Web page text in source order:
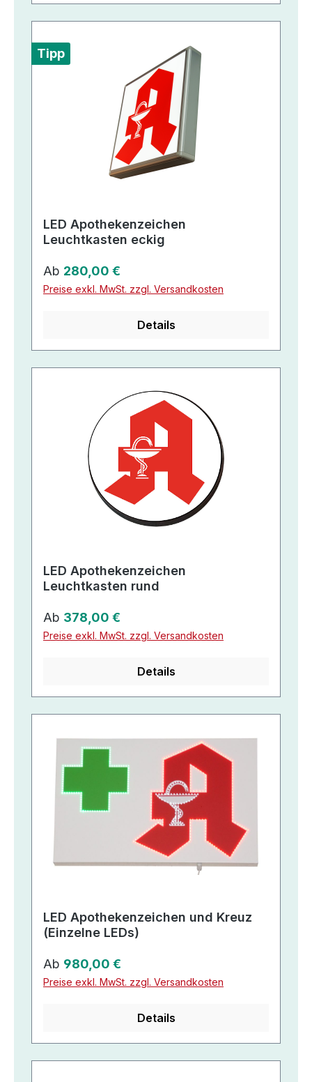
Tipp
LED Apothekenzeichen
Leuchtkasten eckig
Regulärer Preis:
Ab 280,00 €
Preise exkl. MwSt. zzgl. Versandkosten
Details
LED Apothekenzeichen
Leuchtkasten rund
Regulärer Preis:
Ab 378,00 €
Preise exkl. MwSt. zzgl. Versandkosten
Details
LED Apothekenzeichen und Kreuz
(Einzelne LEDs)
Regulärer Preis:
Ab 980,00 €
Preise exkl. MwSt. zzgl. Versandkosten
Details